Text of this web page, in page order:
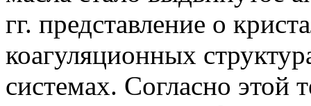
гг. представление о
коагуляционных
системах. Согласно этой